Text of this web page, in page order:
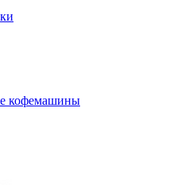
кофемашины